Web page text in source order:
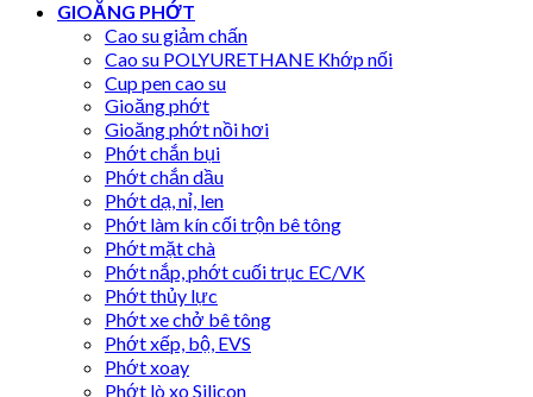
GIOĂNG PHỚT
Cao su giảm chấn
Cao su POLYURETHANE Khớp nối
Cup pen cao su
Gioăng phớt
Gioăng phớt nồi hơi
Phớt chắn bụi
Phớt chắn dầu
Phớt dạ, nỉ, len
Phớt làm kín cối trộn bê tông
Phớt mặt chà
Phớt nắp, phớt cuối trục EC/VK
Phớt thủy lực
Phớt xe chở bê tông
Phớt xếp, bộ, EVS
Phớt xoay
Phớt lò xo Silicon